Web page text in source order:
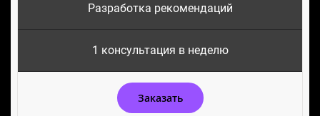
Разработка рекомендаций
1 консультация в неделю
Заказать